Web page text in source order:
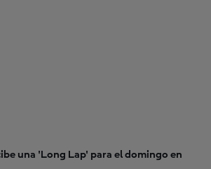
una 'Long Lap' para el domingo en